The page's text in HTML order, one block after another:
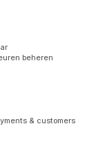
beheren
& customers